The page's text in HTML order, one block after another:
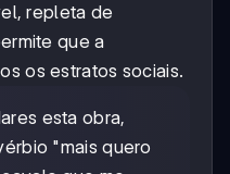
repleta de
que a
os estratos sociais.
esta obra,
"mais quero